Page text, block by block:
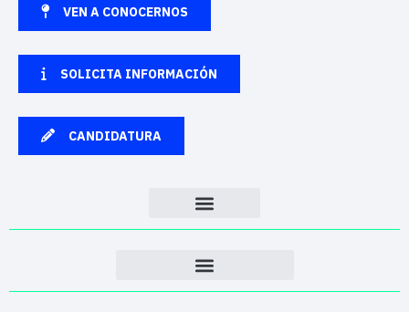
VEN A CONOCERNOS
SOLICITA INFORMACIÓN
CANDIDATURA